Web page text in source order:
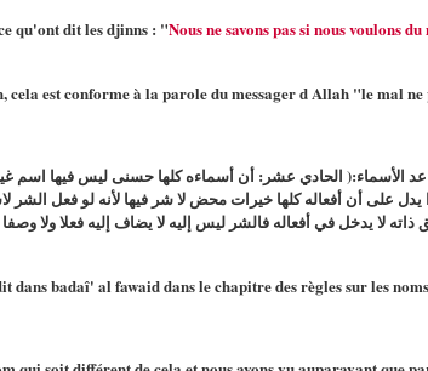
qu'ont dit les djinns : "Nous ne savons pas si nous voulons
est conforme à la parole du messager d Allah "le mal
الأسماء:( الحادي عشر: أن أسماءه كلها حسنى ليس فيها اسم
يدل على أن أفعاله كلها خيرات محض لا شر فيها لأنه لو فعل
لا يدخل في أفعاله فالشر ليس إليه لا يضاف إليه فعلا ولا
badaî' al fawaid dans le chapitre des règles sur les